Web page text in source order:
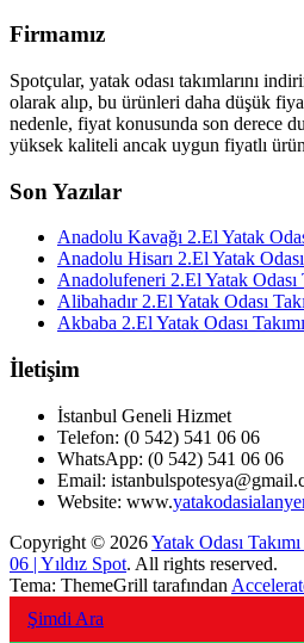
Firmamız
Spotçular, yatak odası takımlarını
olarak alıp, bu ürünleri daha düşük
nedenle, fiyat konusunda son derece
yüksek kaliteli ancak uygun fiyatlı
Son Yazılar
Anadolu Kavağı 2.El Yatak
Anadolu Hisarı 2.El Yatak
Anadolufeneri 2.El Yatak Odası
Alibahadır 2.El Yatak Odası
Akbaba 2.El Yatak Odası
İletişim
İstanbul Geneli Hizmet
Telefon: (0 542) 541 06 06
WhatsApp: (0 542) 541 06 06
Email:
Website: www.
Copyright © 2026Yatak Odası
06 | Yıldız Spot. All rights reserved.
Tema: ThemeGrill tarafından
Şimdi Ara